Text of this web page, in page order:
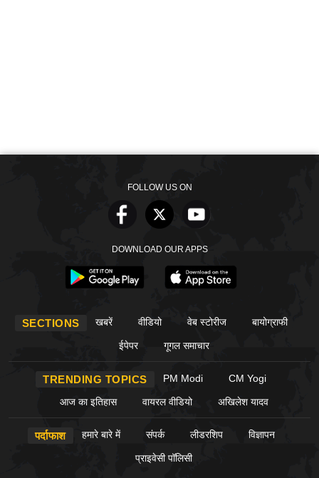
FOLLOW US ON
DOWNLOAD OUR APPS
SECTIONS खबरें वीडियो वेब स्टोरीज बायोग्राफी
ईपेपर गूगल समाचार
TRENDING TOPICS PM Modi CM Yogi
आज का इतिहास वायरल वीडियो अखिलेश यादव
पर्दाफाश हमारे बारे में संपर्क लीडरशिप विज्ञापन
प्राइवेसी पॉलिसी